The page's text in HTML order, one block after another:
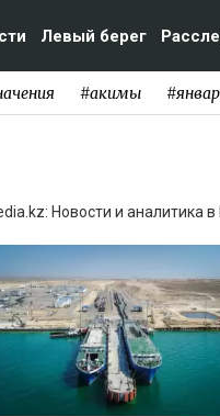
Левый берег
#акимы
Новости и аналитика в